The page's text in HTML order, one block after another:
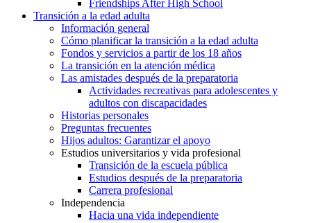
Friendships After High School
Transición a la edad adulta
Información general
Cómo planificar la transición a la edad adulta
Fondos y servicios a partir de los 18 años
La transición en la atención médica
Las amistades después de la preparatoria
Actividades recreativas para adolescentes y
adultos con discapacidades
Historias personales
Preguntas frecuentes
Hijos adultos: Garantizar el apoyo
Estudios universitarios y vida profesional
Transición de la escuela pública
Estudios después de la preparatoria
Carrera profesional
Independencia
Hacia una vida independiente